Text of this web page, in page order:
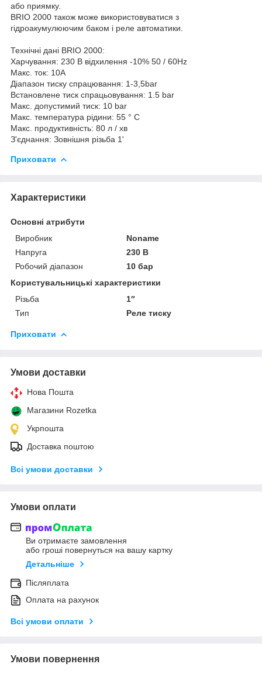
або приямку.
BRIO 2000 також може використовуватися з
гідроакумулюючим баком і реле автоматики.
Технічні дані BRIO 2000:
Харчування: 230 В відхилення -10% 50 / 60Hz
Макс. ток: 10A
Діапазон тиску спрацювання: 1-3,5bar
Встановлене тиск спрацьовування: 1.5 bar
Макс. допустимий тиск: 10 bar
Макс. температура рідини: 55 ° C
Maкс. продуктивність: 80 л / хв
З'єднання: Зовнішня різьба 1'
Приховати
Характеристики
Основні атрибути
Виробник
Noname
Напруга
230 В
Робочий діапазон
10 бар
Користувальницькі характеристики
Різьба
1″
Тип
Реле тиску
Приховати
Умови доставки
Нова Пошта
Магазини Rozetka
Укрпошта
Доставка поштою
Всі умови доставки
Умови оплати
Ви отримаєте замовлення
або гроші повернуться на вашу картку
Детальніше
Післяплата
Оплата на рахунок
Всі умови оплати
Умови повернення